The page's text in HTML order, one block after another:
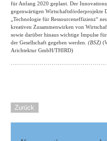
für Anfang 2020 geplant. Der
gegenwärtigen Wirtschaftsförderprojekte
„Technologie für Ressourceneffizienz“
kreativen Zusammenwirken von
sowie darüber hinaus wichtige Impulse
der Gesellschaft gegeben werden. (BSZ)
Arichtektur GmbH/THIRD)
Zurück